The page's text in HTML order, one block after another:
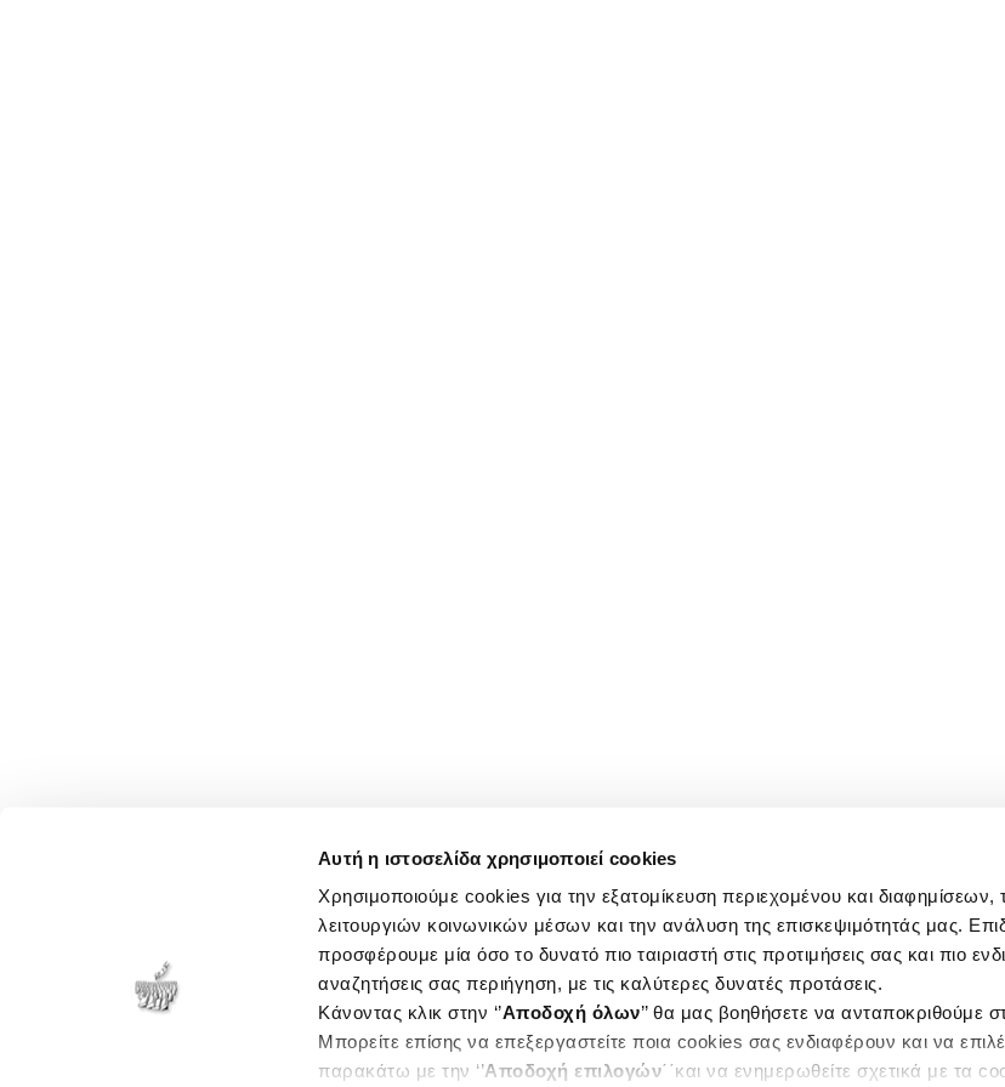
Αυτή η ιστοσελίδα χρησιμοποιεί cookies
Χρησιμοποιούμε cookies για την εξατομίκευση περιεχομένου και
λειτουργιών κοινωνικών μέσων και την ανάλυση της επισκεψιμότητάς μας.
προσφέρουμε μία όσο το δυνατό πιο ταιριαστή στις προτιμήσεις σας και πιο
αναζητήσεις σας περιήγηση, με τις καλύτερες δυνατές προτάσεις.
Κάνοντας κλικ στην ‘’Αποδοχή όλων’’ θα μας βοηθήσετε να ανταποκριθούμε
Μπορείτε επίσης να επεξεργαστείτε ποια cookies σας ενδιαφέρουν και να
παρακάτω με την ‘’Αποδοχή επιλογών΄΄και να ενημερωθείτε σχετικά με τα